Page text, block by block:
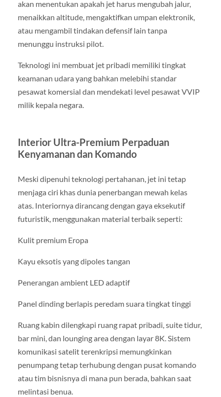
akan menentukan apakah jet harus mengubah jalur,
menaikkan altitude, mengaktifkan umpan elektronik,
atau mengambil tindakan defensif lain tanpa
menunggu instruksi pilot.
Teknologi ini membuat jet pribadi memiliki tingkat
keamanan udara yang bahkan melebihi standar
pesawat komersial dan mendekati level pesawat VVIP
milik kepala negara.
Interior Ultra-Premium Perpaduan
Kenyamanan dan Komando
Meski dipenuhi teknologi pertahanan, jet ini tetap
menjaga ciri khas dunia penerbangan mewah kelas
atas. Interiornya dirancang dengan gaya eksekutif
futuristik, menggunakan material terbaik seperti:
Kulit premium Eropa
Kayu eksotis yang dipoles tangan
Penerangan ambient LED adaptif
Panel dinding berlapis peredam suara tingkat tinggi
Ruang kabin dilengkapi ruang rapat pribadi, suite tidur,
bar mini, dan lounging area dengan layar 8K. Sistem
komunikasi satelit terenkripsi memungkinkan
penumpang tetap terhubung dengan pusat komando
atau tim bisnisnya di mana pun berada, bahkan saat
melintasi benua.